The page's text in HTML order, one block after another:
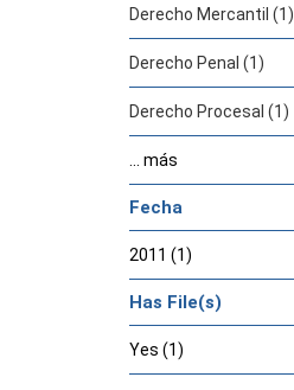
Derecho Mercantil (1)
Derecho Penal (1)
Derecho Procesal (1)
... más
Fecha
2011 (1)
Has File(s)
Yes (1)